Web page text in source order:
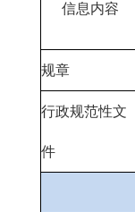
信息内容
规章
行政规范性文
件